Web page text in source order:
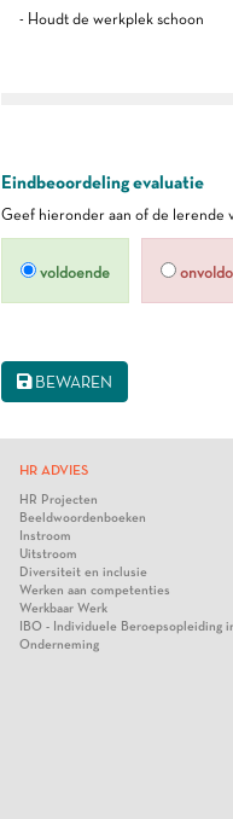
- Houdt de werkplek schoon
Eindbeoordeling evaluatie
Geef hieronder aan of de lerende
voldoende
BEWAREN
HR ADVIES
HR Projecten
Beeldwoordenboeken
Instroom
Uitstroom
Diversiteit en inclusie
Werken aan competenties
Werkbaar Werk
IBO - Individuele Beroepsopleiding
Onderneming